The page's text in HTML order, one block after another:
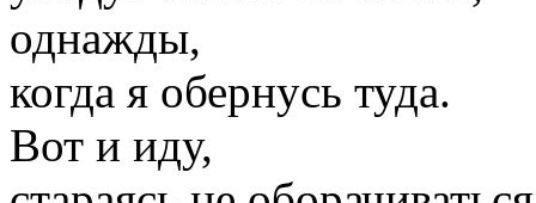
однажды,
когда я обернусь туда.
Вот и иду,